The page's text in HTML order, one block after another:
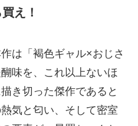
え！
は「褐色ギャル×おじさ
味を、これ以上ないほ
き切った傑作であると
気と匂い、そして密室